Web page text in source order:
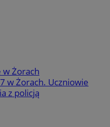
Żorach
w Żorach. Uczniowie
z policją